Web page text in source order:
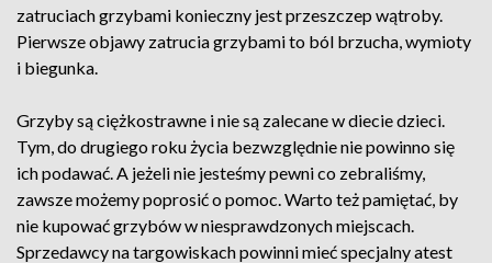
zatruciach grzybami konieczny jest przeszczep wątroby.
Pierwsze objawy zatrucia grzybami to ból brzucha, wymioty
i biegunka.
Grzyby są ciężkostrawne i nie są zalecane w diecie dzieci.
Tym, do drugiego roku życia bezwzględnie nie powinno się
ich podawać. A jeżeli nie jesteśmy pewni co zebraliśmy,
zawsze możemy poprosić o pomoc. Warto też pamiętać, by
nie kupować grzybów w niesprawdzonych miejscach.
Sprzedawcy na targowiskach powinni mieć specjalny atest